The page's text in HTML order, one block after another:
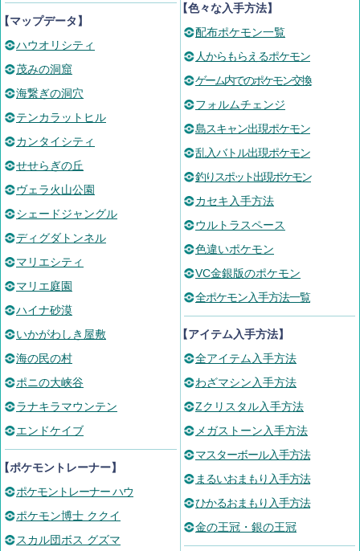
マップデータ】
ハウオリシティ
茂みの洞窟
海繋ぎの洞穴
テンカラットヒル
カンタイシティ
せせらぎの丘
ヴェラ火山公園
シェードジャングル
ディグダトンネル
マリエシティ
マリエ庭園
ハイナ砂漠
いかがわしき屋敷
海の民の村
ポニの大峡谷
ラナキラマウンテン
エンドケイブ
ポケモントレーナー】
ポケモントレーナー ハウ
ポケモン博士 ククイ
スカル団ボス グズマ
【色々な入手方法】
配布ポケモン一覧
人からもらえるポケモン
ゲーム内でのポケモン交換
フォルムチェンジ
島スキャン出現ポケモン
乱入バトル出現ポケモン
釣りスポット出現ポケモン
カセキ入手方法
ウルトラスペース
色違いポケモン
VC金銀版のポケモン
全ポケモン入手方法一覧
【アイテム入手方法】
全アイテム入手方法
わざマシン入手方法
Zクリスタル入手方法
メガストーン入手方法
マスターボール入手方法
まるいおまもり入手方法
ひかるおまもり入手方法
金の王冠・銀の王冠